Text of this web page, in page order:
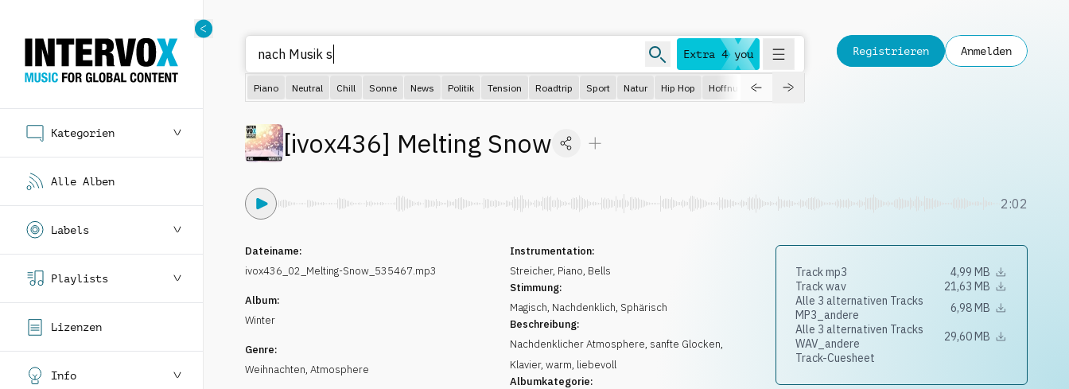
Kategorien
Alle Alben
Labels
Playlists
Lizenzen
Info
Extra 4 you
nac
Piano Neutral Chill Sonne News Politik Tension Roadtrip Sport Natur Hip Hop Hoffnungsvoll Dokumentation
Registrieren Anmelden
[ivox436] Melting Snow
2:02
Dateiname:
ivox436_02_Melting-Snow_535467.mp3
Album:
Winter
Genre:
Weihnachten, Atmosphere
Instrumentation:
Streicher, Piano, Bells
Stimmung:
Magisch, Nachdenklich, Sphärisch
Beschreibung:
Nachdenklicher Atmosphere, sanfte Glocken,
Klavier, warm, liebevoll
Albumkategorie:
Track mp3
4,99 MB
Track wav
21,63 MB
Alle 3 alternativen Tracks
MP3_andere
6,98 MB
Alle 3 alternativen Tracks
WAV_andere
29,60 MB
Track-Cuesheet